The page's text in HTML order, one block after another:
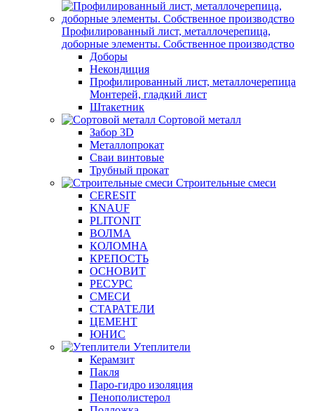
Профилированный лист, металлочерепица,
доборные элементы. Собственное производство
Доборы
Некондиция
Профилированный лист, металлочерепица
Монтерей, гладкий лист
Штакетник
Сортовой металл
Забор 3D
Металлопрокат
Сваи винтовые
Трубный прокат
Строительные смеси
CERESIT
KNAUF
PLITONIT
ВОЛМА
КОЛОМНА
КРЕПОСТЬ
ОСНОВИТ
РЕСУРС
СМЕСИ
СТАРАТЕЛИ
ЦЕМЕНТ
ЮНИС
Утеплители
Керамзит
Пакля
Паро-гидро изоляция
Пенополистерол